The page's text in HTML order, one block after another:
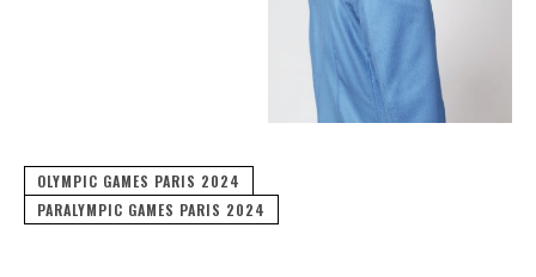
OLYMPIC GAMES PARIS 2024
PARALYMPIC GAMES PARIS 2024